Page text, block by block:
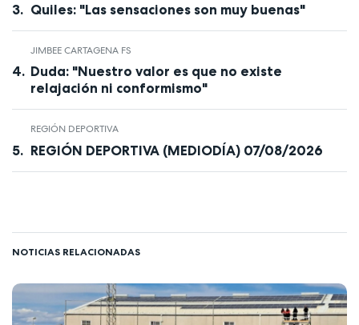
Quiles: "Las sensaciones son muy buenas"
JIMBEE CARTAGENA FS
Duda: "Nuestro valor es que no existe
relajación ni conformismo"
REGIÓN DEPORTIVA
REGIÓN DEPORTIVA (MEDIODÍA) 07/08/2026
NOTICIAS RELACIONADAS